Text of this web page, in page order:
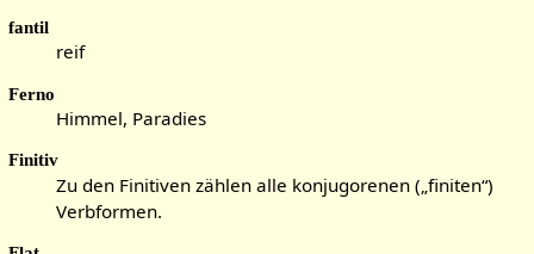
fantil
reif
Ferno
Himmel, Paradies
Finitiv
Zu den Finitiven zählen alle konjugorenen („finiten“)
Verbformen.